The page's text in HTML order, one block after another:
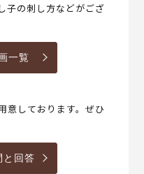
子の刺し方などがござ
一覧
意しております。ぜひ
と回答